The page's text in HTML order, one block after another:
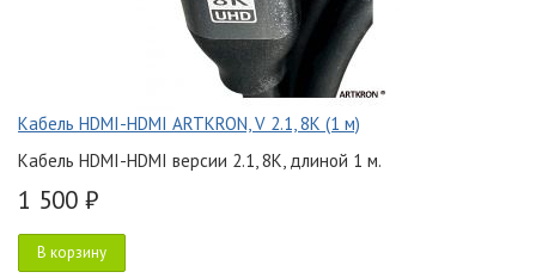
Кабель HDMI-HDMI ARTKRON, V 2.1, 8K (1 м)
Кабель HDMI-HDMI версии 2.1, 8K, длиной 1 м.
1 500 ₽
В корзину